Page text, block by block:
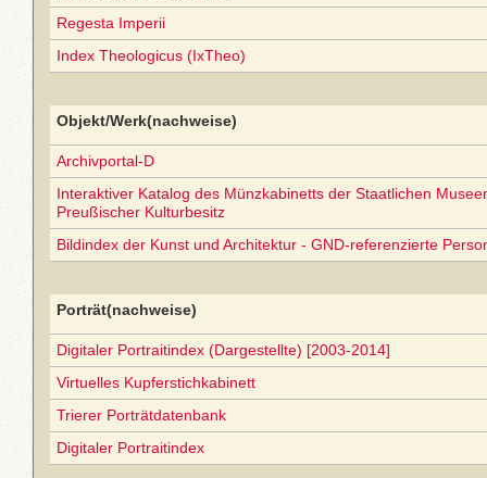
Regesta Imperii
Index Theologicus (IxTheo)
Objekt/Werk(nachweise)
Archivportal-D
Interaktiver Katalog des Münzkabinetts der Staatlichen
Preußischer Kulturbesitz
Bildindex der Kunst und Architektur - GND-referenzierte
Porträt(nachweise)
Digitaler Portraitindex (Dargestellte) [2003-2014]
Virtuelles Kupferstichkabinett
Trierer Porträtdatenbank
Digitaler Portraitindex